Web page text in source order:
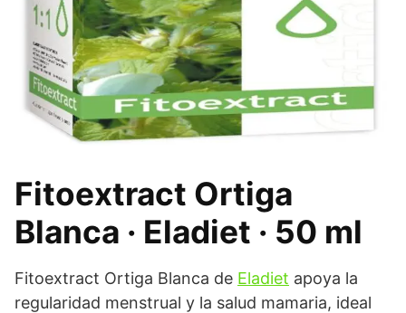
Fitoextract Ortiga
Blanca · Eladiet · 50 ml
Fitoextract Ortiga Blanca de Eladiet apoya la
regularidad menstrual y la salud mamaria, ideal